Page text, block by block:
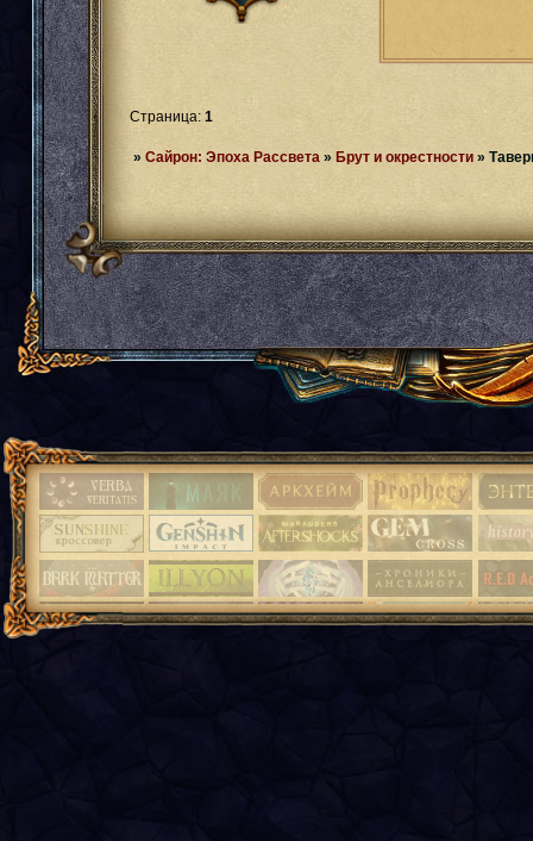
Страница: 1
» Сайрон: Эпоха Рассвета » Брут и окрестности »